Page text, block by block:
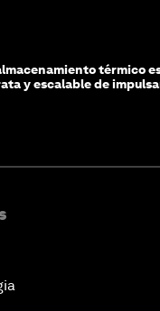
térmico
y escalable de